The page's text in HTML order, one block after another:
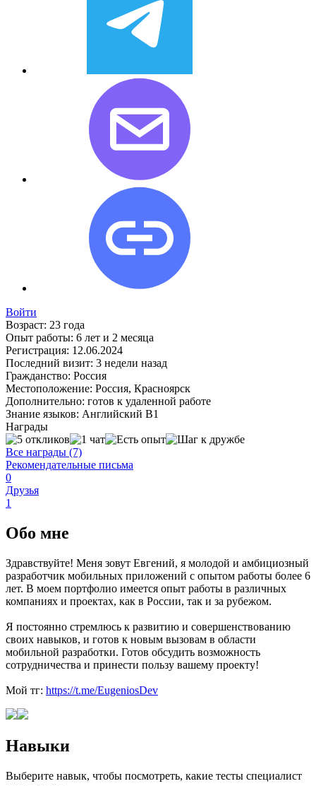
Войти
Возраст: 23 года
Опыт работы: 6 лет и 2 месяца
Регистрация: 12.06.2024
Последний визит: 3 недели назад
Гражданство: Россия
Местоположение: Россия, Красноярск
Дополнительно: готов к удаленной работе
Знание языков: Английский В1
Награды
Все награды (7)
Рекомендательные письма
0
Друзья
1
Обо мне
Здравствуйте! Меня зовут Евгений, я молодой и амбициозный
разработчик мобильных приложений с опытом работы более 6
лет. В моем портфолио имеется опыт работы в различных
компаниях и проектах, как в России, так и за рубежом.
Я постоянно стремлюсь к развитию и совершенствованию
своих навыков, и готов к новым вызовам в области
мобильной разработки. Готов обсудить возможность
сотрудничества и принести пользу вашему проекту!
Мой тг: https://t.me/EugeniosDev
Навыки
Выберите навык, чтобы посмотреть, какие тесты специалист